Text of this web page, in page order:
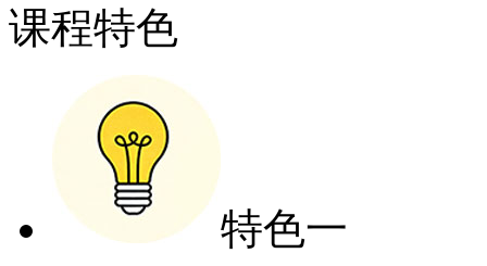
课程特色
特色一